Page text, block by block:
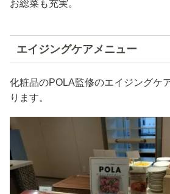
お総菜も充実。
エイジングケアメニュー
化粧品のPOLA監修のエイジングケ
ります。